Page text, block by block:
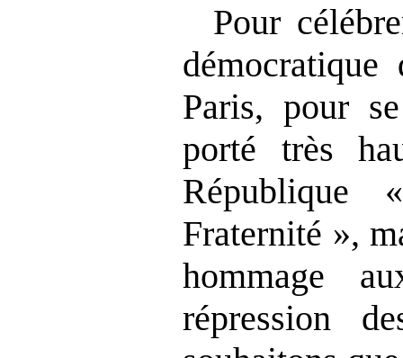
Pour
Paris, pour
porté très
République
Fraternité »,
hommage
répression